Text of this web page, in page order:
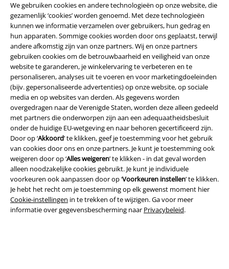
We gebruiken cookies en andere technologieën op onze website, die
gezamenlijk ‘cookies’ worden genoemd. Met deze technologieën
kunnen we informatie verzamelen over gebruikers, hun gedrag en
hun apparaten. Sommige cookies worden door ons geplaatst, terwijl
andere afkomstig zijn van onze partners. Wij en onze partners
gebruiken cookies om de betrouwbaarheid en veiligheid van onze
website te garanderen, je winkelervaring te verbeteren en te
personaliseren, analyses uit te voeren en voor marketingdoeleinden
(bijv. gepersonaliseerde advertenties) op onze website, op sociale
media en op websites van derden. Als gegevens worden
overgedragen naar de Verenigde Staten, worden deze alleen gedeeld
met partners die onderworpen zijn aan een adequaatheidsbesluit
onder de huidige EU-wetgeving en naar behoren gecertificeerd zijn.
Door op ‘Akkoord’ te klikken, geef je toestemming voor het gebruik
van cookies door ons en onze partners. Je kunt je toestemming ook
weigeren door op ‘Alles weigeren’ te klikken - in dat geval worden
alleen noodzakelijke cookies gebruikt. Je kunt je individuele
voorkeuren ook aanpassen door op ‘Voorkeuren instellen’ te klikken.
Je hebt het recht om je toestemming op elk gewenst moment hier
Cookie-instellingen in te trekken of te wijzigen. Ga voor meer
informatie over gegevensbescherming naar Privacybeleid.
A Warner Music Group Company
Beveiliging